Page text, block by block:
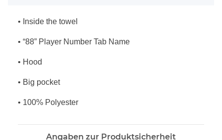
• Inside the towel
• “88” Player Number Tab Name
• Hood
• Big pocket
• 100% Polyester
Angaben zur Produktsicherheit